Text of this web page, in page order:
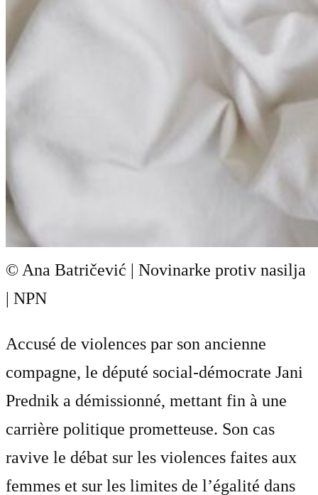
© Ana Batričević | Novinarke protiv nasilja
| NPN
Accusé de violences par son ancienne
compagne, le député social-démocrate Jani
Prednik a démissionné, mettant fin à une
carrière politique prometteuse. Son cas
ravive le débat sur les violences faites aux
femmes et sur les limites de l’égalité dans